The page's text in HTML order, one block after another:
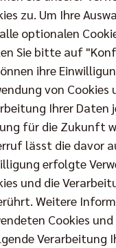
Foto: Runa
zu. Um Ihre
optionalen
Sie bitte auf
ihre
von Cookies
Ihrer Daten
für die Zukunft
lässt die davor
erfolgte
und die
Weitere
Cookies
Verarbeitung